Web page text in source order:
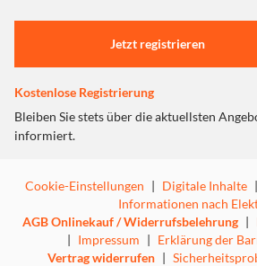
Einstellungen anpassen
Jetzt registrieren
Kostenlose Registrierung
Bleiben Sie stets über die aktuellsten
informiert.
Cookie-Einstellungen | Digitale Inhalte |
Informationen nach
AGB Onlinekauf / Widerrufsbelehrung |
| Impressum | Erklärung der
Vertrag widerrufen |